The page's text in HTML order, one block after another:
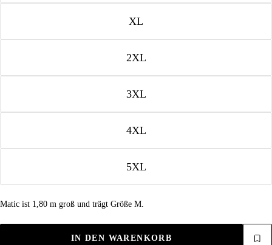
XL
2XL
3XL
4XL
5XL
Matic ist 1,80 m groß und trägt Größe M.
IN DEN WARENKORB